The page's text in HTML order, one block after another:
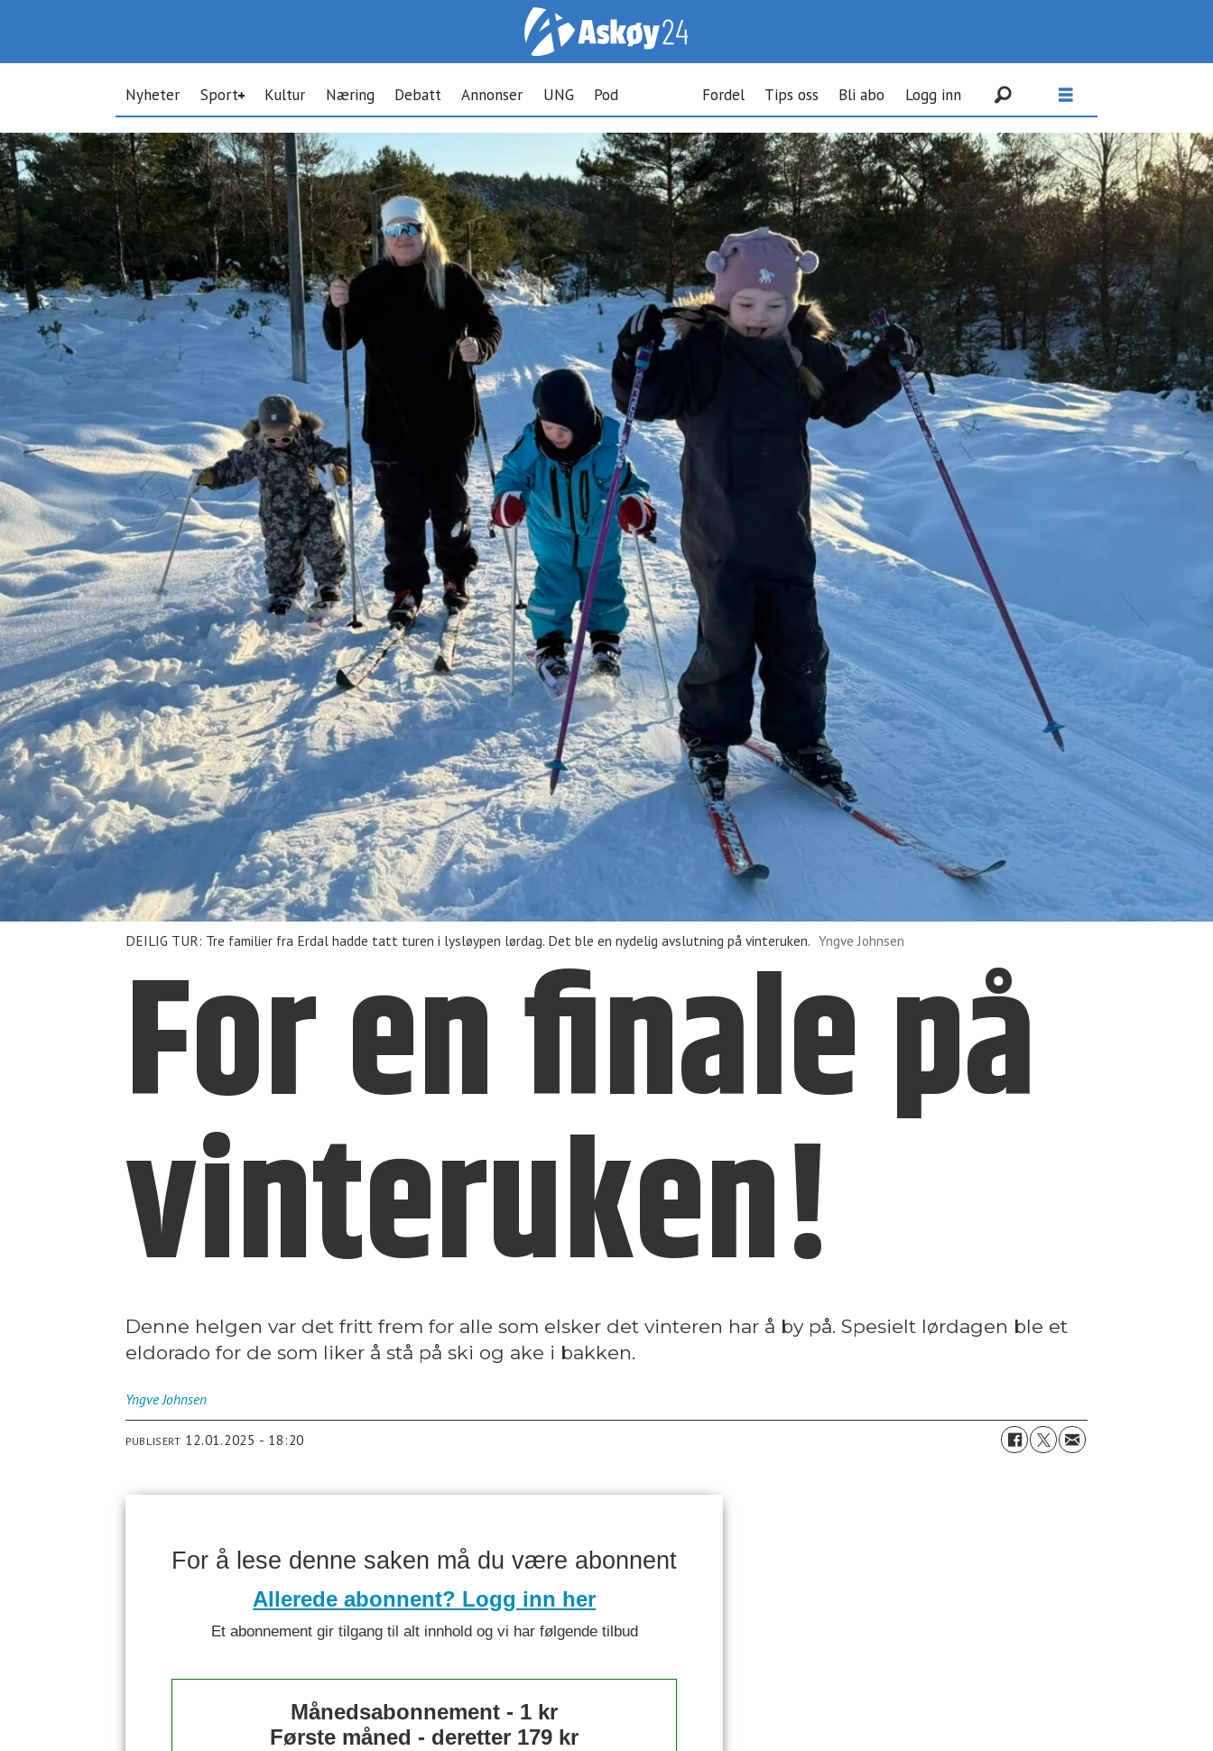
Nyheter Sport Kultur Næring Debatt Annonser UNG Pod Fordel Tips oss Bli abo Logg inn
DEILIG TUR: Tre familier fra Erdal hadde tatt turen i lysløypen lørdag. Det ble en nydelig avslutning på vinteruken. Yngve Johnsen
For en finale på
vinteruken!
Denne helgen var det fritt frem for alle som elsker det vinteren har å by på. Spesielt lørdagen ble et
eldorado for de som liker å stå på ski og ake i bakken.
Yngve Johnsen
PUBLISERT 12.01.2025 - 18:20
For å lese denne saken må du være abonnent
Allerede abonnent? Logg inn her
Et abonnement gir tilgang til alt innhold og vi har følgende tilbud
Månedsabonnement - 1 kr
Første måned - deretter 179 kr